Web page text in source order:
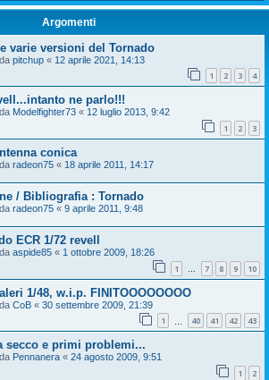
Argomenti
varie versioni del Tornado
pitchup « 12 aprile 2021, 14:13
1 2 3 4
ne parlo!!!
Modelfighter73 « 12 luglio 2013, 9:42
1 2 3
conica
radeon75 « 18 aprile 2011, 14:17
/ Bibliografia : Tornado
radeon75 « 9 aprile 2011, 9:48
ECR 1/72 revell
aspide85 « 1 ottobre 2009, 18:26
1 … 7 8 9 10
1/48, w.i.p. FINITOOOOOOOO
CoB « 30 settembre 2009, 21:39
1 40 41 42 43
secco e primi problemi...
Pennanera « 24 agosto 2009, 9:51
1 2